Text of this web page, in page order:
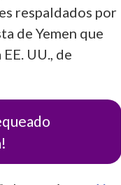
respaldados por
de Yemen que
UU., de